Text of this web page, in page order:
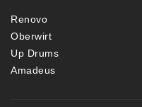
Renovo
Oberwirt
Up Drums
Amadeus